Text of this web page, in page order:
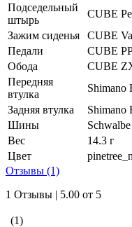
Подседельный
штырь
CUBE
Зажим сиденья
CUBE
Педали
CUBE
Обода
CUBE
Передняя
втулка
Shimano
Задняя втулка
Shimano
Шины
Вес
14.3 г
Цвет
Отзывы (1)
1 Отзывы | 5.00 от 5
(1)